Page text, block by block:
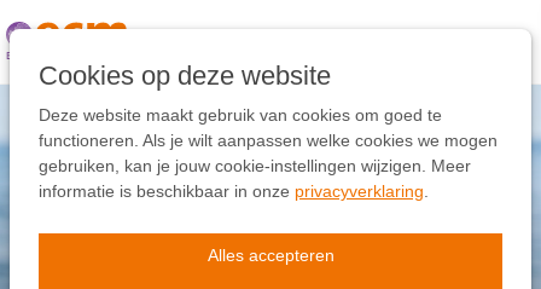
Cookies op deze website
Deze website maakt gebruik van cookies om goed te
functioneren. Als je wilt aanpassen welke cookies we mogen
gebruiken, kan je jouw cookie-instellingen wijzigen. Meer
informatie is beschikbaar in onze privacyverklaring
Alles accepteren
overslaan
naar
de
inhoud
Ga
naar
navigatie
Neem contact op